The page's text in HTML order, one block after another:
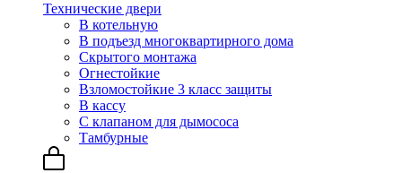
Технические двери
В котельную
В подъезд многоквартирного дома
Скрытого монтажа
Огнестойкие
Взломостойкие 3 класс защиты
В кассу
С клапаном для дымососа
Тамбурные